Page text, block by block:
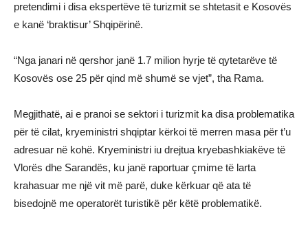
pretendimi i disa ekspertëve të turizmit se shtetasit e Kosovës
e kanë ‘braktisur’ Shqipërinë.
“Nga janari në qershor janë 1.7 milion hyrje të qytetarëve të
Kosovës ose 25 për qind më shumë se vjet”, tha Rama.
Megjithatë, ai e pranoi se sektori i turizmit ka disa problematika
për të cilat, kryeministri shqiptar kërkoi të merren masa për t’u
adresuar në kohë. Kryeministri iu drejtua kryebashkiakëve të
Vlorës dhe Sarandës, ku janë raportuar çmime të larta
krahasuar me një vit më parë, duke kërkuar që ata të
bisedojnë me operatorët turistikë për këtë problematikë.